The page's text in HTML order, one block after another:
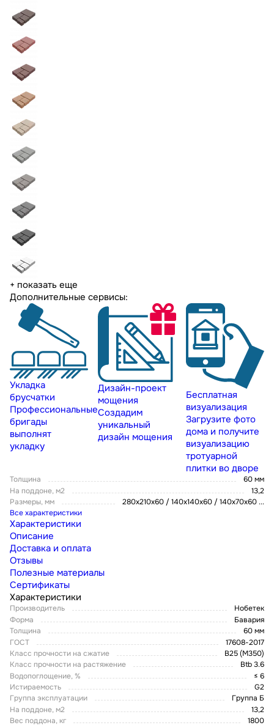
+ показать еще
Дополнительные сервисы:
Укладка
брусчатки
Профессиональные
бригады
выполнят
укладку
Дизайн-проект
мощения
Создадим
уникальный
дизайн мощения
Бесплатная
визуализация
Загрузите фото
дома и получите
визуализацию
тротуарной
плитки во дворе
Толщина
60 мм
На поддоне, м2
13,2
Размеры, мм
280х210х60 / 140х140х60 / 140х70х60...
Все характеристики
Характеристики
Описание
Доставка и оплата
Отзывы
Полезные материалы
Сертификаты
Характеристики
Производитель
Нобетек
Форма
Бавария
Толщина
60 мм
ГОСТ
17608-2017
Класс прочности на сжатие
В25 (М350)
Класс прочности на растяжение
Btb 3.6
Водопоглощение, %
≤ 6
Истираемость
G2
Группа эксплуатации
Группа Б
На поддоне, м2
13,2
Вес поддона, кг
1800